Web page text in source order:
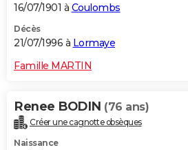
16/07/1901 à Coulombs
Décès
21/07/1996 à Lormaye
Famille MARTIN
Renee BODIN (76 ans)
Créer une cagnotte obsèques
Naissance